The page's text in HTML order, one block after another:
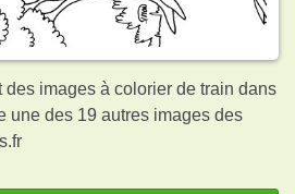
images à colorier de train dans
une des 19 autres images des